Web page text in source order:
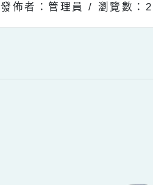
發佈者：管理員 / 瀏覽數：